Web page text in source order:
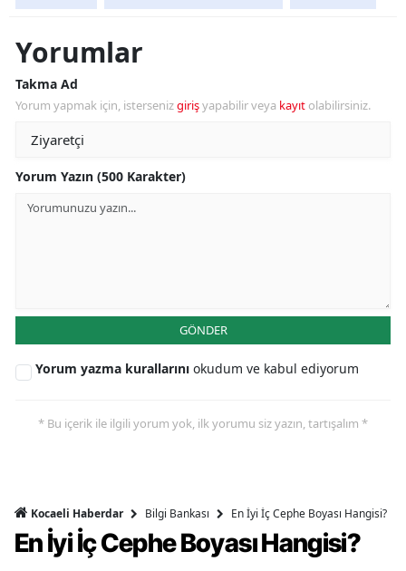
Yorumlar
Takma Ad
Yorum yapmak için, istersenizgirişyapabilir veya kayıt olabilirsiniz.
Yorum Yazın (500 Karakter)
GÖNDER
Yorum yazma kurallarını okudum ve kabul ediyorum
* Bu içerik ile ilgili yorum yok, ilk yorumu siz yazın, tartışalım *
Kocaeli Haberdar Bilgi Bankası En İyi İç Cephe Boyası Hangisi?
En İyi İç Cephe Boyası Hangisi?